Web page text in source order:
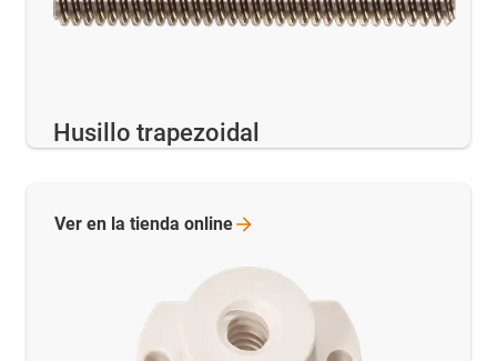
Husillo trapezoidal
Ver en la tienda online